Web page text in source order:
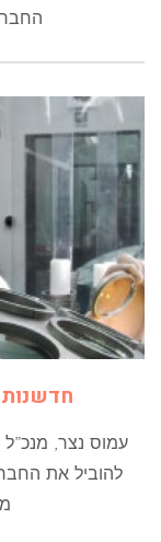
חדשנות
עמוס נצר,
להוביל את